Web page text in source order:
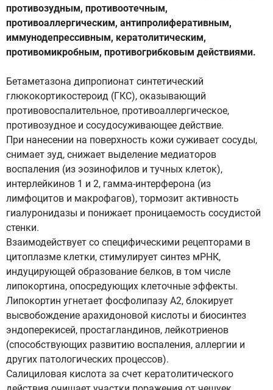
противозудным, противоотечным,
противоаллергическим, антипролиферативным,
иммунодепрессивным, кератолитическим,
противомикробным, противогрибковым действиями.
Бетаметазона дипропионат синтетический
глюкокортикостероид (ГКС), оказывающий
противовоспалительное, противоаллергическое,
противозудное и сосудосуживающее действие.
При нанесении на поверхность кожи суживает сосуды,
снимает зуд, снижает выделение медиаторов
воспаления (из эозинофилов и тучных клеток),
интерлейкинов 1 и 2, гамма-интерферона (из
лимфоцитов и макрофагов), тормозит активность
гиалуронидазы и понижает проницаемость сосудистой
стенки.
Взаимодействует со специфическими рецепторами в
цитоплазме клетки, стимулирует синтез мРНК,
индуцирующей образование белков, в том числе
липокортина, опосредующих клеточные эффекты.
Липокортин угнетает фосфолипазу А2, блокирует
высвобождение арахидоновой кислоты и биосинтез
эндоперекисей, простагландинов, лейкотриенов
(способствующих развитию воспаления, аллергии и
других патологических процессов).
Салициловая кислота за счет кератолитического